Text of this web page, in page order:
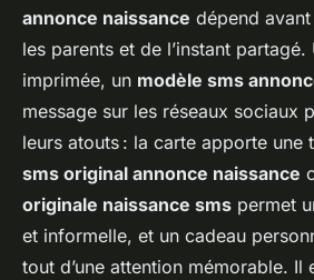
annonce naissance dépend
les parents et de l’instant partagé.
imprimée, un modèle sms
message sur les réseaux sociaux
leurs atouts : la carte apporte une
sms original annonce naissance
originale naissance sms permet
et informelle, et un cadeau
tout d’une attention mémorable. Il